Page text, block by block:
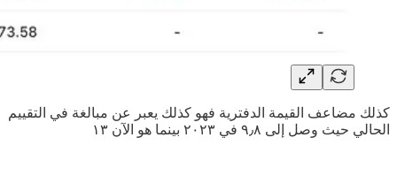
كذلك مضاعف القيمة الدفترية فهو كذلك يعبر عن مبالغة في التقييم
الحالي حيث وصل إلى ٩٫٨ في ٢٠٢٣ بينما هو الآن ١٣